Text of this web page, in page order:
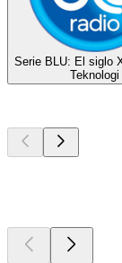
Serie BLU: El siglo
Teknologi